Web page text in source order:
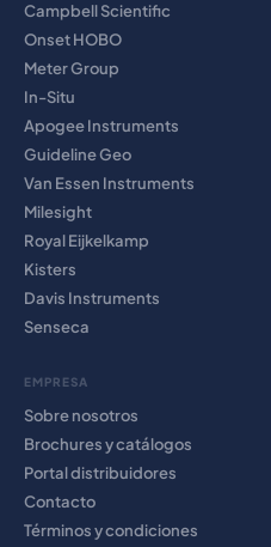
Campbell Scientific
Onset HOBO
Meter Group
In-Situ
Apogee Instruments
Guideline Geo
Van Essen Instruments
Milesight
Royal Eijkelkamp
Kisters
Davis Instruments
Senseca
EMPRESA
Sobre nosotros
Brochures y catálogos
Portal distribuidores
Contacto
Términos y condiciones